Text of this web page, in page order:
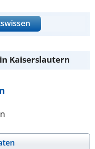
Kaiserslautern